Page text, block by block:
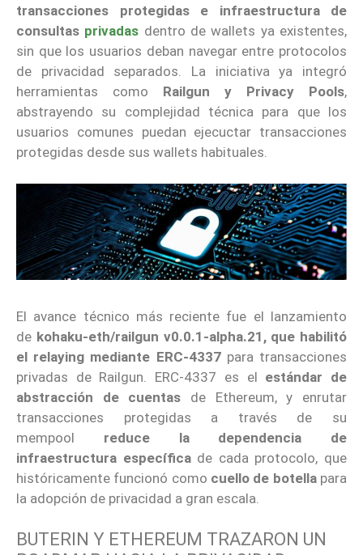
transacciones protegidas e infraestructura de
consultas privadas dentro de wallets ya existentes,
sin que los usuarios deban navegar entre protocolos
de privacidad separados. La iniciativa ya integró
herramientas como Railgun y Privacy Pools,
abstrayendo su complejidad técnica para que los
usuarios comunes puedan ejecuctar transacciones
protegidas desde sus wallets habituales.
El avance técnico más reciente fue el lanzamiento
de kohaku-eth/railgun v0.0.1-alpha.21, que habilitó
el relaying mediante ERC-4337para transacciones
privadas de Railgun. ERC-4337 es el estándar de
abstracción de cuentas de Ethereum, y enrutar
transacciones protegidas a través de su
mempool reduce la dependencia de
infraestructura específicade cada protocolo, que
históricamente funcionó como cuello de botellapara
la adopción de privacidad a gran escala.
BUTERIN Y ETHEREUM TRAZARON UN